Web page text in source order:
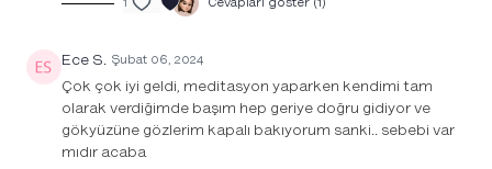
Ece S. Şubat 06, 2024
Çok çok iyi geldi, meditasyon yaparken kendimi tam
olarak verdiğimde başım hep geriye doğru gidiyor ve
gökyüzüne gözlerim kapalı bakıyorum sanki.. sebebi var
mıdır acaba